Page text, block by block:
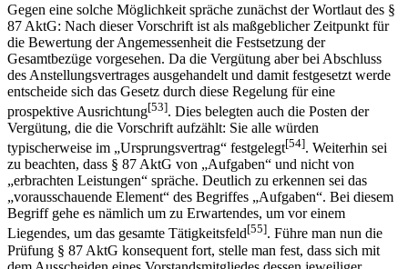
Gegen eine solche Möglichkeit spräche zunächst der Wortlaut des §
87 AktG: Nach dieser Vorschrift ist als maßgeblicher Zeitpunkt für
die Bewertung der Angemessenheit die Festsetzung der
Gesamtbezüge vorgesehen. Da die Vergütung aber bei Abschluss
des Anstellungsvertrages ausgehandelt und damit festgesetzt werde
entscheide sich das Gesetz durch diese Regelung für eine
prospektive Ausrichtung[53]. Dies belegten auch die Posten der
Vergütung, die die Vorschrift aufzählt: Sie alle würden
typischerweise im „Ursprungsvertrag“ festgelegt[54]. Weiterhin sei
zu beachten, dass § 87 AktG von „Aufgaben“ und nicht von
„erbrachten Leistungen“ spräche. Deutlich zu erkennen sei das
„vorausschauende Element“ des Begriffes „Aufgaben“. Bei diesem
Begriff gehe es nämlich um zu Erwartendes, um vor einem
Liegendes, um das gesamte Tätigkeitsfeld[55]. Führe man nun die
Prüfung § 87 AktG konsequent fort, stelle man fest, dass sich mit